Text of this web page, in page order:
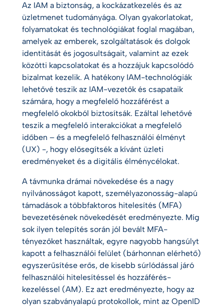
Az IAM a biztonság, a kockázatkezelés és az
üzletmenet tudományága. Olyan gyakorlatokat,
folyamatokat és technológiákat foglal magában,
amelyek az emberek, szolgáltatások és dolgok
identitását és jogosultságait, valamint az ezek
közötti kapcsolatokat és a hozzájuk kapcsolódó
bizalmat kezelik. A hatékony IAM-technológiák
lehetővé teszik az IAM-vezetők és csapataik
számára, hogy a megfelelő hozzáférést a
megfelelő okokból biztosítsák. Ezáltal lehetővé
teszik a megfelelő interakciókat a megfelelő
időben – és a megfelelő felhasználói élményt
(UX) -, hogy elősegítsék a kívánt üzleti
eredményeket és a digitális élménycélokat.
A távmunka drámai növekedése és a nagy
nyilvánosságot kapott, személyazonosság-alapú
támadások a többfaktoros hitelesítés (MFA)
bevezetésének növekedését eredményezte. Míg
sok ilyen telepítés során jól bevált MFA-
tényezőket használtak, egyre nagyobb hangsúlyt
kapott a felhasználói felület (bárhonnan elérhető)
egyszerűsítése erős, de kisebb súrlódással járó
felhasználói hitelesítéssel és hozzáférés-
kezeléssel (AM). Ez azt eredményezte, hogy az
olyan szabványalapú protokollok, mint az OpenID